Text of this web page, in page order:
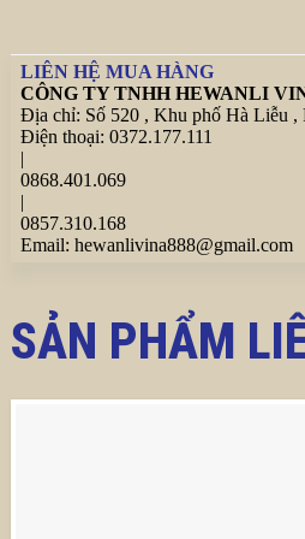
LIÊN HỆ MUA HÀNG
CÔNG TY TNHH HEWANLI
Địa chỉ: Số 520 , Khu phố Hà Liễu
Điện thoại: 0372.177.111
|
0868.401.069
|
0857.310.168
Email: hewanlivina888@gmail.com
SẢN PHẨM